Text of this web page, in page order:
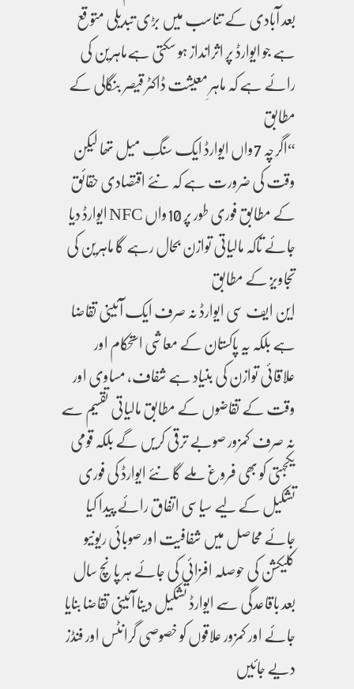
بعد آبادی کے تناسب میں بڑی تبدیلی متوقع
ہے جو ایوارڈ پر اثرانداز ہو سکتی ہےماہرین کی
رائے ہے کہ ماہرِ معیشت ڈاکٹر قیصر بنگالی کے
مطابق
“اگرچہ 7واں ایوارڈ ایک سنگِ میل تھا لیکن
وقت کی ضرورت ہے کہ نئے اقتصادی حقائق
کے مطابق فوری طور پر 10واں NFC ایوارڈ دیا
جائے تاکہ مالیاتی توازن بحال رہے گا ماہرین کی
تجاویز کے مطابق
این ایف سی ایوارڈ نہ صرف ایک آئینی تقاضا
ہے بلکہ یہ پاکستان کے معاشی استحکام اور
علاقائی توازن کی بنیاد ہے شفاف، مساوی اور
وقت کے تقاضوں کے مطابق مالیاتی تقسیم سے
نہ صرف کمزور صوبے ترقی کریں گے بلکہ قومی
یکجہتی کو بھی فروغ ملے گا نئے ایوارڈ کی فوری
تشکیل کے لیے سیاسی اتفاق رائے پیدا کیا
جائے محاصل میں شفافیت اور صوبائی ریونیو
کلیکشن کی حوصلہ افزائی کی جائے ہر پانچ سال
بعد باقاعدگی سے ایوارڈ تشکیل دینا آئینی تقاضا بنایا
جائے اور کمزور علاقوں کو خصوصی گرانٹس اور فنڈز
دیے جائیں